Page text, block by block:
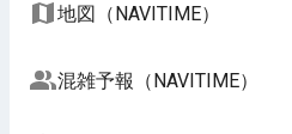
地図（NAVITIME）
混雑予報（NAVITIME）